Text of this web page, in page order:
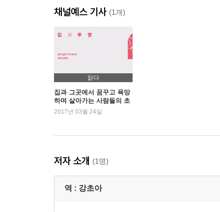
채널예스 기사 (1개)
읽다
집과 그곳에서 꿈꾸고 욕망
하며 살아가는 사람들의 초
상
2017년 03월 24일
저자 소개 (1명)
역 : 강초아